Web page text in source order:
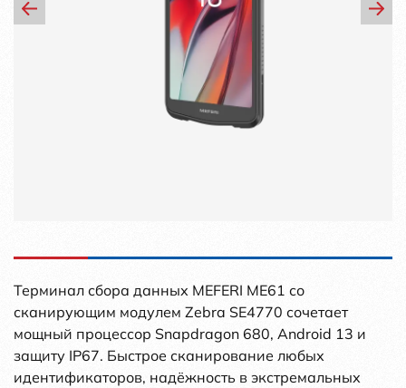
Терминал сбора данных MEFERI ME61 со
сканирующим модулем Zebra SE4770 сочетает
мощный процессор Snapdragon 680, Android 13 и
защиту IP67. Быстрое сканирование любых
идентификаторов, надёжность в экстремальных